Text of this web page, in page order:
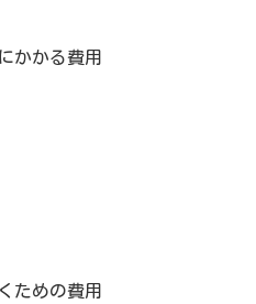
かかる費用
ための費用